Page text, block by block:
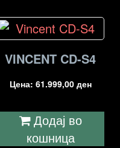
VINCENT CD-S4
Цена: 61.999,00 ден
Додај во
кошница